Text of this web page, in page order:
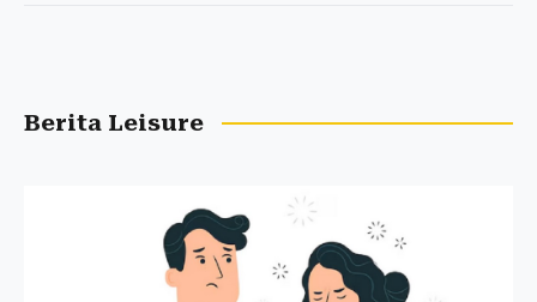
Berita Leisure